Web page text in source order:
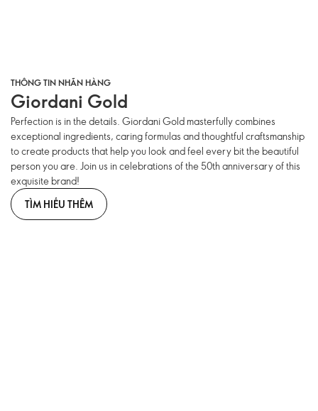
THÔNG TIN NHÃN HÀNG
Giordani Gold
Perfection is in the details. Giordani Gold masterfully combines
exceptional ingredients, caring formulas and thoughtful craftsmanship
to create products that help you look and feel every bit the beautiful
person you are. Join us in celebrations of the 50th anniversary of this
exquisite brand!
TÌM HIỂU THÊM